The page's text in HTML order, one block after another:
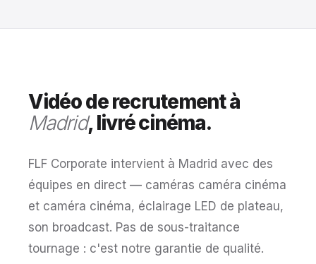
Vidéo de recrutement à
Madrid, livré cinéma.
FLF Corporate intervient à Madrid avec des
équipes en direct — caméras caméra cinéma
et caméra cinéma, éclairage LED de plateau,
son broadcast. Pas de sous-traitance
tournage : c'est notre garantie de qualité.